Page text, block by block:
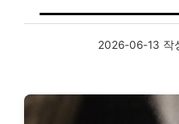
2026-06-13 작